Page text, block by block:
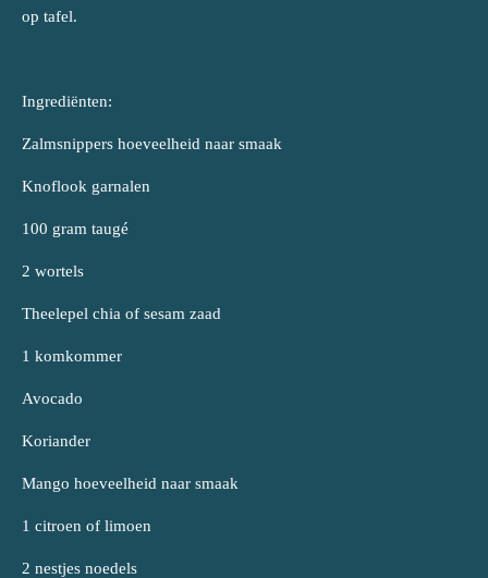
op tafel.
Ingrediënten:
Zalmsnippers hoeveelheid naar smaak
Knoflook garnalen
100 gram taugé
2 wortels
Theelepel chia of sesam zaad
1 komkommer
Avocado
Koriander
Mango hoeveelheid naar smaak
1 citroen of limoen
2 nestjes noedels